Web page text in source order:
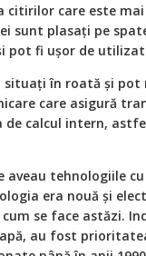
citirilor care este
sunt plasați pe
pot fi ușor de
situați în roată și
care asigură
calcul intern,
aveau tehnologiile
era nouă și
se face astăzi.
au fost